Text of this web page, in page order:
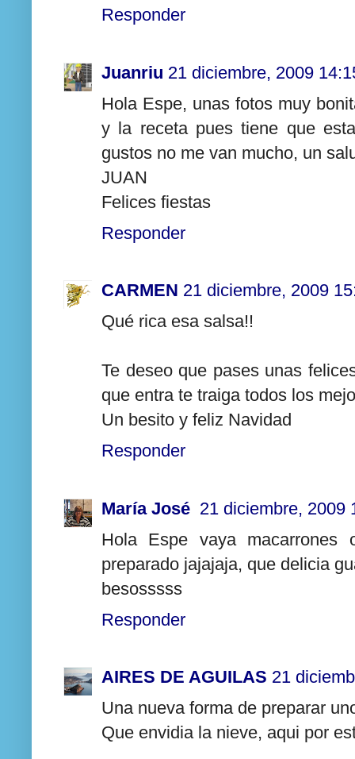
Responder
Juanriu 21 diciembre, 2009
Hola Espe, unas fotos muy
y la receta pues tiene que
gustos no me van mucho, un
JUAN
Felices fiestas
Responder
CARMEN 21 diciembre, 2009
Qué rica esa salsa!!
Te deseo que pases unas
que entra te traiga todos los
Un besito y feliz Navidad
Responder
María José 21 diciembre, 2009
Hola Espe vaya
preparado jajajaja, que delicia
besosssss
Responder
AIRES DE AGUILAS 21
Una nueva forma de preparar
Que envidia la nieve, aqui por